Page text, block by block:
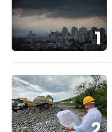
1